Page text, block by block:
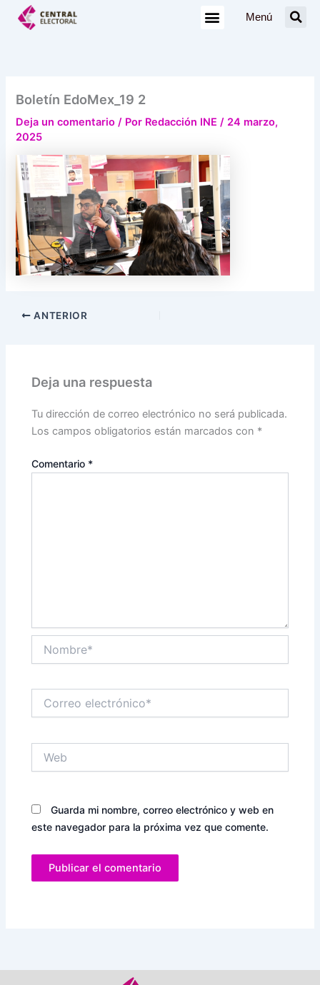
Menú
Boletín EdoMex_19 2
Deja un comentario / Por Redacción INE/ 24 marzo,
2025
ANTERIOR
Deja una respuesta
Tu dirección de correo electrónico no será publicada.
Los campos obligatorios están marcados con *
Comentario *
electrónico*
Guarda mi nombre, correo electrónico y web en
este navegador para la próxima vez que comente.